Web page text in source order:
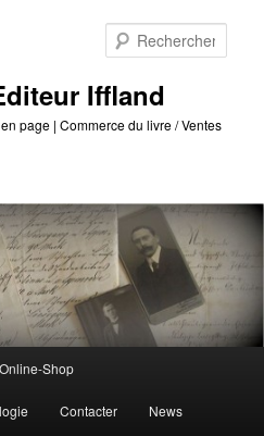
Iffland
page | Commerce du livre / Ventes
Online-Shop
Contacter News